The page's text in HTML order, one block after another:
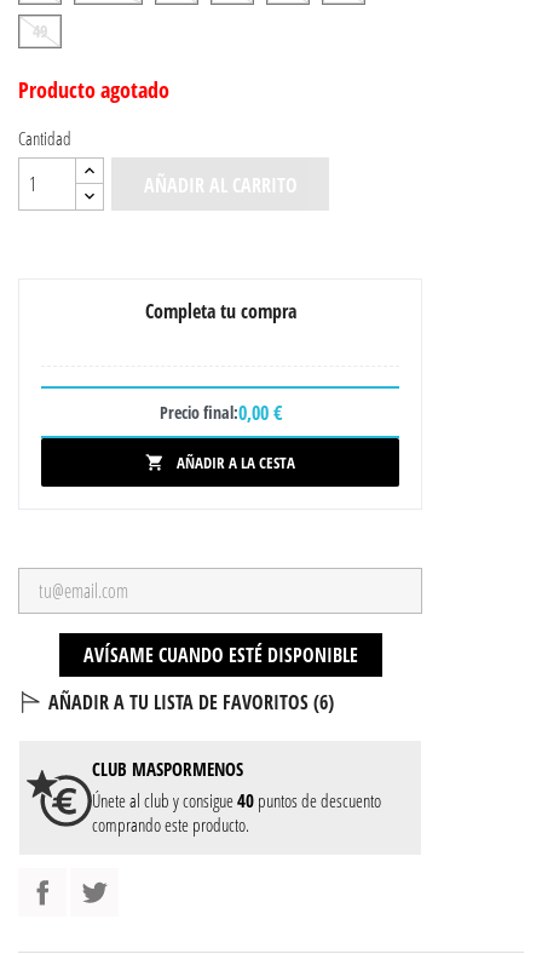
49
Producto agotado
Cantidad
AÑADIR AL CARRITO
Completa tu compra
Precio final:0,00 €
 AÑADIR A LA CESTA
AVÍSAME CUANDO ESTÉ DISPONIBLE
AÑADIR A TU LISTA DE FAVORITOS (6)
CLUB MASPORMENOS
Únete al club y consigue40 puntos de descuento
comprando este producto.